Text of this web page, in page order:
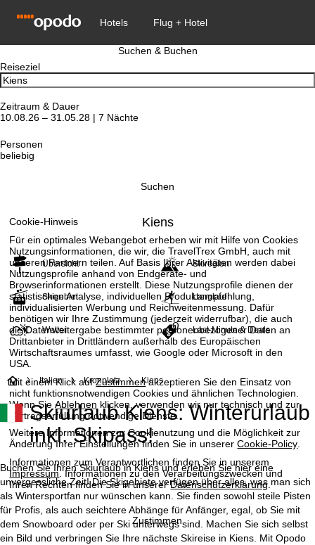
Cookie-Hinweis
Für ein optimales Webangebot erheben wir mit Hilfe von Cookies
Nutzungsinformationen, die wir, die TravelTrex GmbH, auch mit
unseren Partnern teilen. Auf Basis Ihrer Aktivitäten werden dabei
Nutzungsprofile anhand von Endgeräte- und
Browserinformationen erstellt. Diese Nutzungsprofile dienen der
statistischen Analyse, individuellen Produktempfehlung,
individualisierten Werbung und Reichweitenmessung. Dafür
benötigen wir Ihre Zustimmung (jederzeit widerrufbar), die auch
die Datenweitergabe bestimmter personenbezogener Daten an
Drittanbieter in Drittländern außerhalb des Europäischen
Wirtschaftsraumes umfasst, wie Google oder Microsoft in den
USA.
Mit einem Klick aufZustimmenakzeptieren Sie den Einsatz von
nicht funktionsnotwendigen Cookies und ähnlichen Technologien.
Wenn SieAblehnen klicken, verwenden wir nur technisch und zur
Vertragserfüllung notwendige Dienste.
Weitere Informationen zur Cookienutzung und die Möglichkeit zur
Änderung Ihrer Einstellungen finden Sie in unsererCookie-Policy.
Informationen zum Verantwortlichen finden Sie in unserem
Impressum. Informationen zu den Verarbeitungszwecken und
Ihren Rechten finden Sie in unsererDatenschutzerklärung.
Zustimmen
Suchen & Buchen
Reiseziel
Zeitraum & Dauer
10.08.26 – 31.05.28 | 7 Nächte
Personen
beliebig
Suchen
Kiens
Übersicht Skiregion
Skigebiet Langlauf
Wetter Last-Minute & Deals
S
t
a
r
t
s
Italien Kronplatz Kiens
Skiurlaub Kiens: Winterurlaub
inkl. Skipass!
Buchen Sie Ihren Skiurlaub in Kiens und erleben Sie hier eine
unvergessliche Zeit! Die Skigebiete verfügen über alles, was man sich
als Wintersportfan nur wünschen kann. Sie finden sowohl steile Pisten
für Profis, als auch seichtere Abhänge für Anfänger, egal, ob Sie mit
dem Snowboard oder per Ski unterwegs sind. Machen Sie sich selbst
ein Bild und verbringen Sie Ihre nächste Skireise in Kiens. Mit Opodo